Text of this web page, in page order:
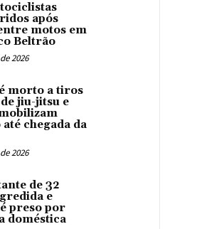
após
motos em
Beltrão
2026
morto a tiros
jiu-jitsu e
chegada da
2026
de 32
e
preso por
doméstica